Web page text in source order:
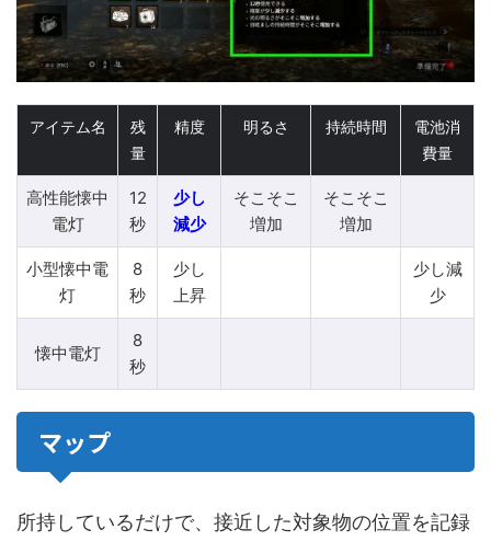
アイテム名
残
量
精度 明るさ 持続時間
電池消
費量
高性能懐中
電灯
12
秒
少し
減少
そこそこ
増加
そこそこ
増加
小型懐中電
灯
8
秒
少し
上昇
少し減
少
懐中電灯
8
秒
マップ
所持しているだけで、接近した対象物の位置を記録